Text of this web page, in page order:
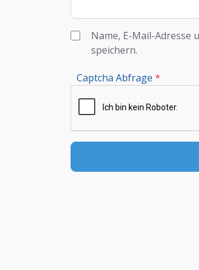
Name, E-Mail-Adresse
speichern.
Captcha Abfrage *